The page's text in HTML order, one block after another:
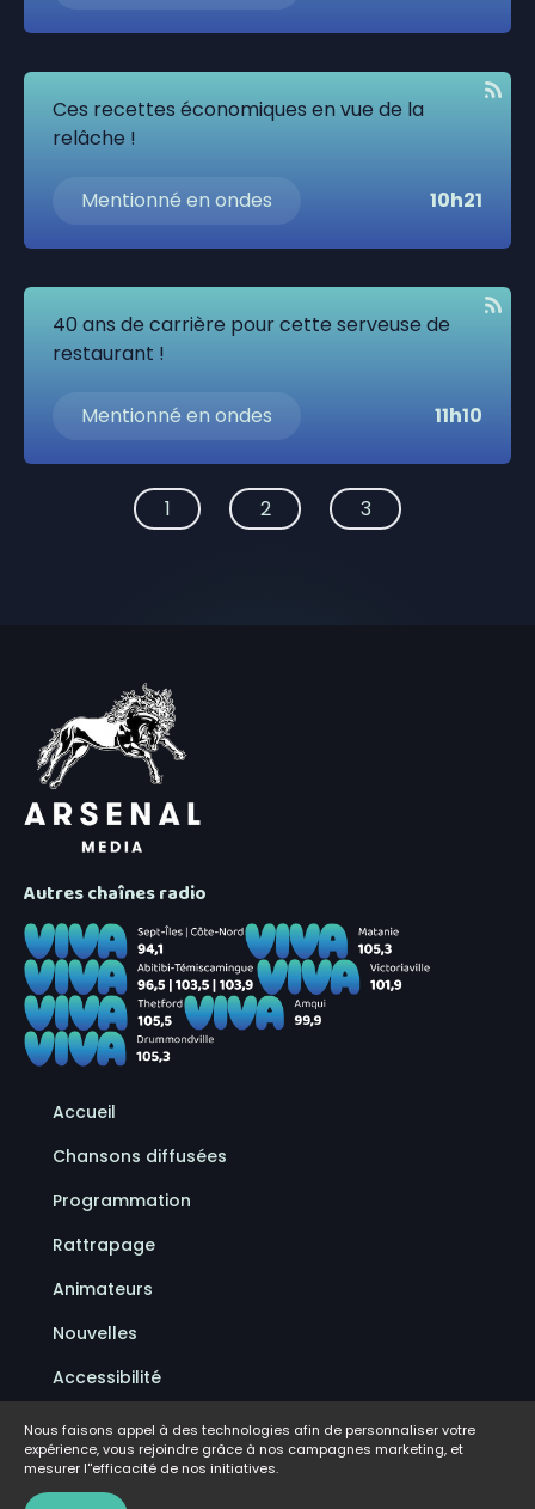
Ces recettes économiques en vue de la
relâche !
Mentionné en ondes 10h21
40 ans de carrière pour cette serveuse de
restaurant !
Mentionné en ondes 11h10
1 2 3
Autres chaînes radio
Accueil
Chansons diffusées
Programmation
Rattrapage
Animateurs
Nouvelles
Accessibilité
Politique de confidentialité
Conditions d'utilisation
Nous faisons appel à des technologies afin de personnaliser votre
expérience, vous rejoindre grâce à nos campagnes marketing, et
mesurer l''efficacité de nos initiatives.